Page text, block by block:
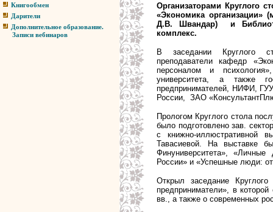
Книгообмен
Дарители
Дополнительное образование.
Записи вебинаров
Организаторами Круглого
«Экономика организации»
Д.В. Швандар) и
комплекс.
В заседании Круглого
преподаватели кафедр
персоналом и
университета, а также
предпринимателей, НИФИ,
России, ЗАО
Прологом Круглого стола
было подготовлено зав.
с книжно-иллюстративной
Тавасиевой. На выставке
Финуниверситета»,
России» и «Успешные люди:
Открыл заседание
предприниматели», в
вв., а также о современных